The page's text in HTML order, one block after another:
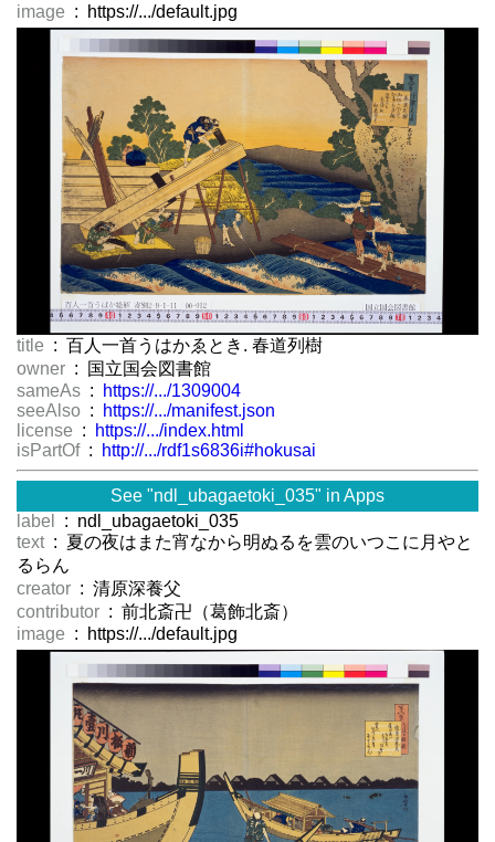
image : https://.../default.jpg
title : 百人一首うはかゑとき. 春道列樹
owner : 国立国会図書館
sameAs :
https://.../1309004
seeAlso :
https://.../manifest.json
license :
https://.../index.html
isPartOf : http://.../rdf1s6836i#hokusai
See "ndl_ubagaetoki_035" in Apps
label
: ndl_ubagaetoki_035
text : 夏の夜はまた宵なから明ぬるを雲のいつこに月やと
るらん
creator : 清原深養父
contributor : 前北斎卍（葛飾北斎）
image : https://.../default.jpg